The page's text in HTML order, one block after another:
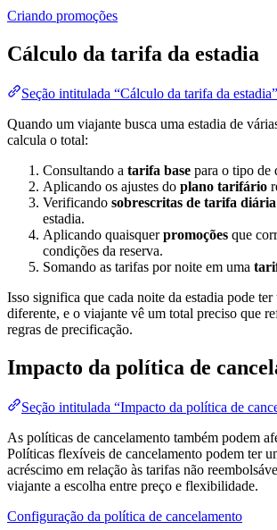
Criando promoções
Cálculo da tarifa da estadia
Seção intitulada “Cálculo da tarifa da estadia”
Quando um viajante busca uma estadia de
calcula o total:
Consultando a tarifa base para o tipo de
Aplicando os ajustes do plano tarifário
Verificando sobrescritas de tarifa diária
estadia.
Aplicando quaisquerpromoções que
condições da reserva.
Somando as tarifas por noite em uma
Isso significa que cada noite da estadia pode
diferente, e o viajante vê um total preciso que
regras de precificação.
Impacto da política de
Seção intitulada “Impacto da política de
As políticas de cancelamento também podem
Políticas flexíveis de cancelamento podem ter
acréscimo em relação às tarifas não
viajante a escolha entre preço e flexibilidade.
Configuração da política de cancelamento